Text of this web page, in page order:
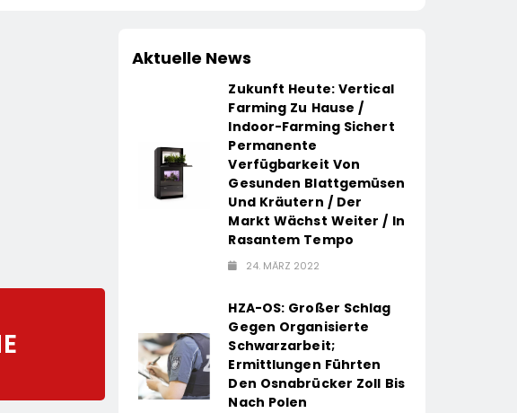
Aktuelle News
Zukunft Heute: Vertical
Farming Zu Hause /
Indoor-Farming Sichert
Permanente
Verfügbarkeit Von
Gesunden Blattgemüsen
Und Kräutern / Der
Markt Wächst Weiter / In
Rasantem Tempo
24. MÄRZ 2022
HZA-OS: Großer Schlag
Gegen Organisierte
Schwarzarbeit;
Ermittlungen Führten
Den Osnabrücker Zoll Bis
Nach Polen